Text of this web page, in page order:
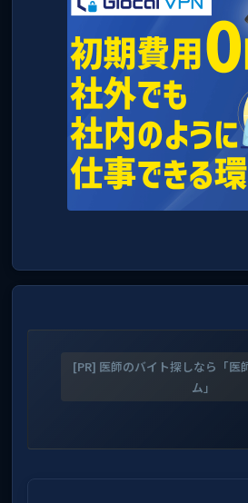
[PR] 医師のバイト探しなら「医
ム」